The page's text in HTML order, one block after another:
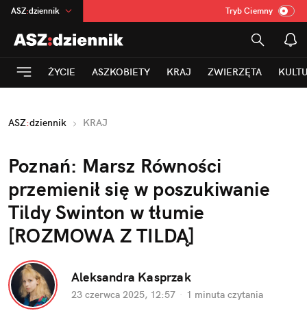
ASZ:dziennik
na:Temat
INN:Poland
mama
Rozrywka
Tryb Ciemny
ŻYCIE ASZKOBIETY KRAJ ZWIERZĘTA
ASZ:dziennik KRAJ
Poznań: Marsz Równości
przemienił się w poszukiwanie
Tildy Swinton w tłumie
[ROZMOWA Z TILDĄ]
Aleksandra Kasprzak
23 czerwca 2025, 12:57 · 1 minuta czytania